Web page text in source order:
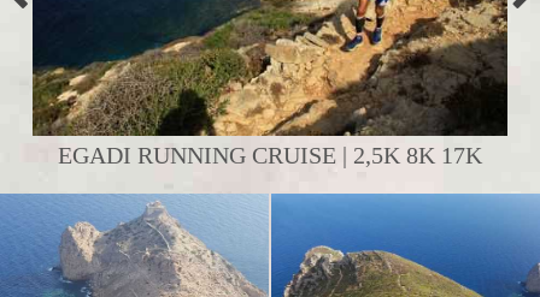
EGADI RUNNING CRUISE | 2,5K 8K 17K